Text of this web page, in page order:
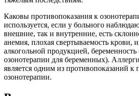
Каковы противопоказания к
используется, если у больного
внешние, так и внутренние, есть
анемия, плохая свертываемость крови,
алкогольной продукцией, беременность
озонотерапии для беременных).
является одним из противопоказаний
озонотерапии.